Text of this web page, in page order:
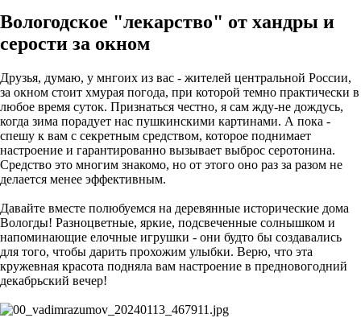
Вологодское "лекарство" от хандры и
серости за окном
Друзья, думаю, у мнгоих из вас - жителей центральной России,
за окном стоит хмурая погода, при которой темно практически в
любое время суток. Признаться честно, я сам жду-не дождусь,
когда зима порадует нас пушкинскими картинами. А пока -
спешу к вам с секретным средством, которое поднимает
настроение и гарантированно вызывает выброс серотонина.
Средство это многим знакомо, но от этого оно раз за разом не
делается менее эффективным.
Давайте вместе полюбуемся на деревянные исторические дома
Вологды! Разноцветные, яркие, подсвеченные солнышком и
напоминающие елочные игрушки - они будто бы создавались
для того, чтобы дарить прохожим улыбки. Верю, что эта
кружевная красота подняла вам настроение в предновогодний
декабрьский вечер!